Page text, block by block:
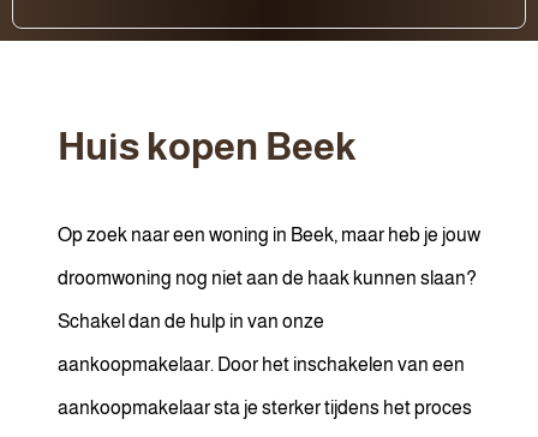
Huis kopen Beek
Op zoek naar een woning in Beek, maar heb je jouw
droomwoning nog niet aan de haak kunnen slaan?
Schakel dan de hulp in van onze
aankoopmakelaar. Door het inschakelen van een
aankoopmakelaar sta je sterker tijdens het proces